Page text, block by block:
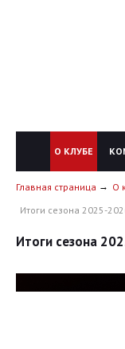
О КЛУБЕ
Главная страница О
Итоги сезона 2025-
Итоги сезона